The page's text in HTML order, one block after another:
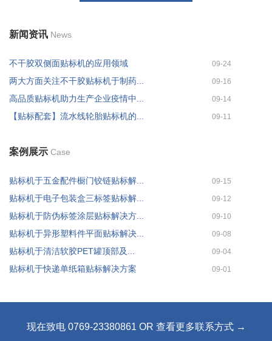
新闻资讯 News
不干胶双侧面贴标机的应用领域 09-24
两大方面关注不干胶贴标机于制药... 09-16
高品质贴标机助力生产企业疫情中... 09-14
【贴标配套】流水线轮胎贴标机的... 09-11
案例展示 Case
贴标机于五金配件橱门铰链贴标解... 09-15
贴标机于电子包装盒三标签贴标解... 09-12
贴标机于防伪标签涂层贴标解决方... 09-10
贴标机于异形塑料件平面贴标解决... 09-08
贴标机于清洁软胶PET罐顶部及... 09-04
贴标机于快递单纸箱贴标解决方案 09-01
现在致电 0769-23380861 OR 查看更多联系方式 →